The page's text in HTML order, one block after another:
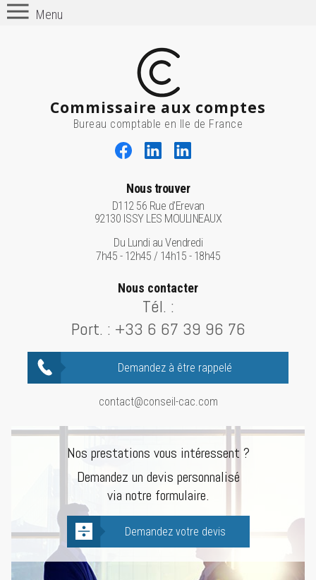
Menu
Commissaire aux comptes
Bureau comptable en Ile de France
Nous trouver
D112 56 Rue d'Erevan
92130 ISSY LES MOULINEAUX
Du Lundi au Vendredi
7h45 - 12h45 / 14h15 - 18h45
Nous contacter
Tél. :
Port. : +33 6 67 39 96 76
Demandez à être rappelé
contact@conseil-cac.com
Nos prestations vous intéressent ?
Demandez un devis personnalisé
via notre formulaire.
Demandez votre devis